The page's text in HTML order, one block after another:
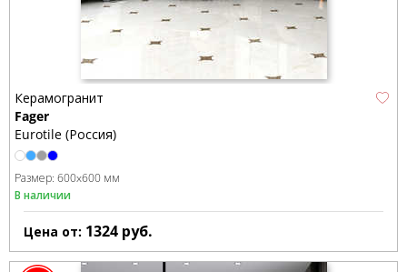
Керамогранит
Fager
Eurotile (Россия)
Размер: 600x600 мм
В наличии
Цена от: 1324 руб.